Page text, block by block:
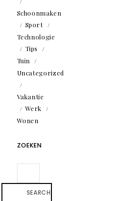
Schoonmaken
Sport
Technologie
Tips
Tuin
Uncategorized
Vakantie
Werk
Wonen
ZOEKEN
SEARCH